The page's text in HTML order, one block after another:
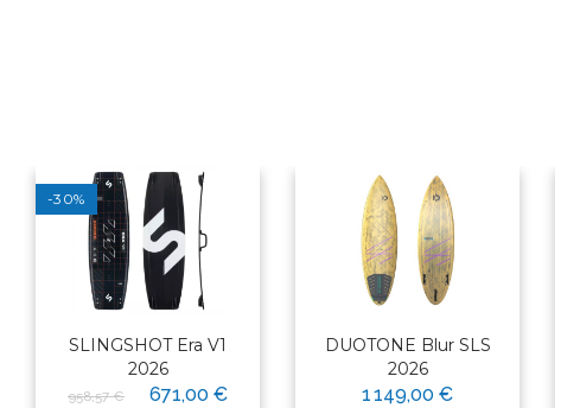
-30%
SLINGSHOT Era V1
2026
958,57 € 671,00 €
DUOTONE Blur SLS
2026
1 149,00 €